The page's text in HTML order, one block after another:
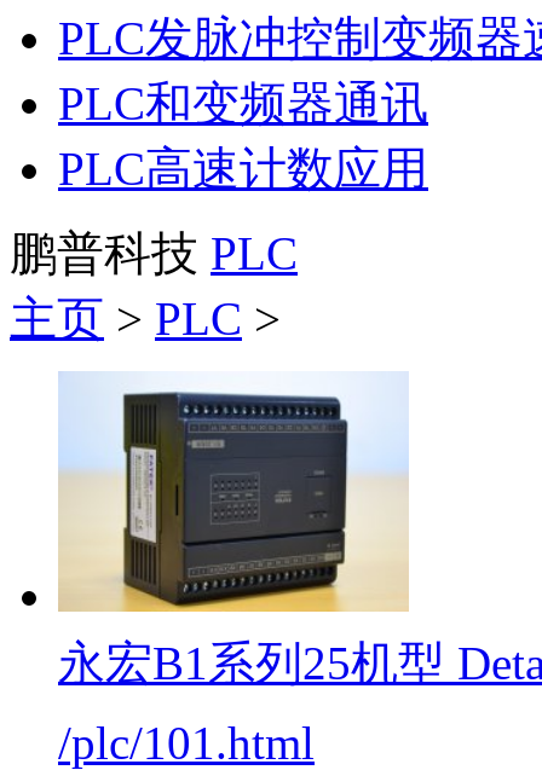
PLC发脉冲控制变频器
PLC和变频器通讯
PLC高速计数应用
鹏普科技 PLC
主页 > PLC >
永宏B1系列25机型
/plc/101.html